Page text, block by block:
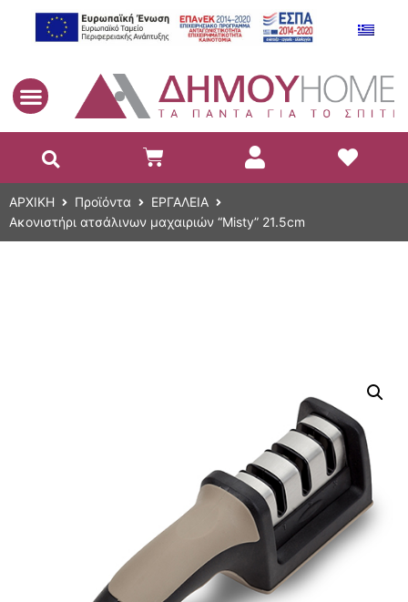
ΑΡΧΙΚΗ Προϊόντα
ΕΡΓΑΛΕΙΑ
Ακονιστήρι ατσάλινων μαχαιριών “Misty” 21.5cm